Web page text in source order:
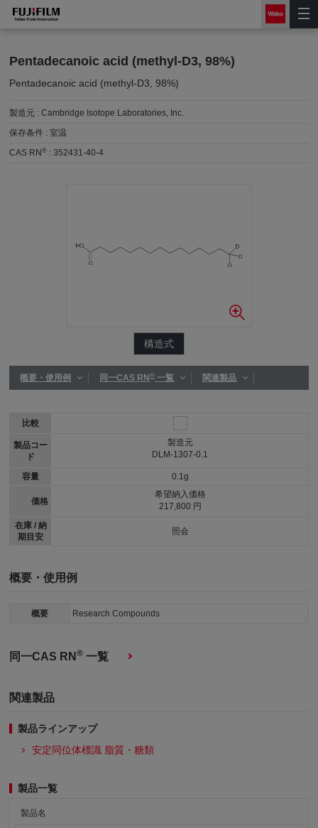
Pentadecanoic acid (methyl-D3, 98%)
Pentadecanoic acid (methyl-D3, 98%)
製造元 :Cambridge Isotope Laboratories, Inc.
保存条件 :室温
CAS RN® :352431-40-4
構造式
概要・使用例 同一CAS RN®一覧 関連製品
比較
製品コー
ド
容量
価格
在庫 / 納
期目安
製造元
DLM-1307-0.1
0.1g
希望納入価格
217,800 円
照会
概要・使用例
概要 Research Compounds
同一CAS RN® 一覧
関連製品
製品ラインアップ
安定同位体標識 脂質・糖類
製品一覧
製品名